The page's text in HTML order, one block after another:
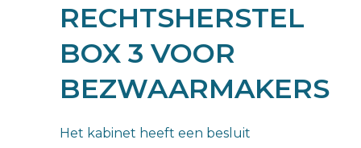
RECHTSHERSTEL
BOX 3 VOOR
BEZWAARMAKERS
Het kabinet heeft een besluit